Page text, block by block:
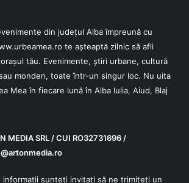
din județul Alba împreună cu
te așteaptă zilnic să afli
tău. Evenimente, știri urbane, cultură
monden, toate într-un singur loc. Nu uita
Mea în fiecare lună în Alba Iulia, Aiud, Blaj
MEDIA SRL / CUI RO32731696 /
informații sunteți invitați să ne trimiteți un